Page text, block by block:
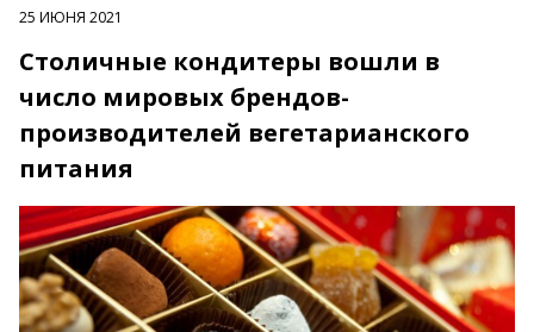
25 ИЮНЯ 2021
Столичные кондитеры вошли в
число мировых брендов-
производителей вегетарианского
питания